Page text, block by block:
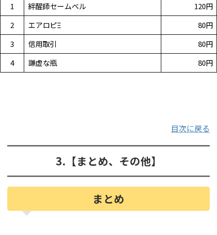
1 絆醒師セームベル
120円
2
エアロピΞ
80円
3
信用取引
80円
4
謙虚な瓶 80円
目次に戻る
3.【まとめ、その他】
まとめ